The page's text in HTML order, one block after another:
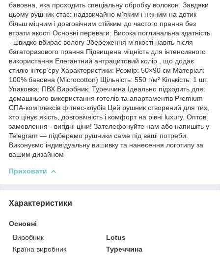
бавовна, яка проходить спеціальну обробку волокон. Завдяки
цьому рушник стає: надзвичайно м’яким і ніжним на дотик
більш міцним і довговічним стійким до частого прання без
втрати якості Основні переваги: Висока поглинальна здатність
- швидко вбирає вологу Збереження м’якості навіть після
багаторазового прання Підвищена міцність для інтенсивного
використання Елегантний антрацитовий колір , що додає
стилю інтер’єру Характеристики: Розмір: 50×90 см Матеріал:
100% бавовна (Microcotton) Щільність: 550 г/м² Кількість: 1 шт.
Упаковка: ПВХ Виробник: Туреччина Ідеально підходить для:
домашнього використання готелів та апартаментів Premium
СПА-комплексів фітнес-клубів Цей рушник створений для тих,
хто цінує якість, довговічність і комфорт на рівні luxury. Оптові
замовлення - вигідні ціни! Зателефонуйте нам або напишіть у
Telegram — підберемо рушники саме під ваші потреби.
Виконуємо індивідуальну вишивку та нанесення логотипу за
вашим дизайном
Приховати
Характеристики
Основні
Виробник
Lotus
Країна виробник
Туреччина